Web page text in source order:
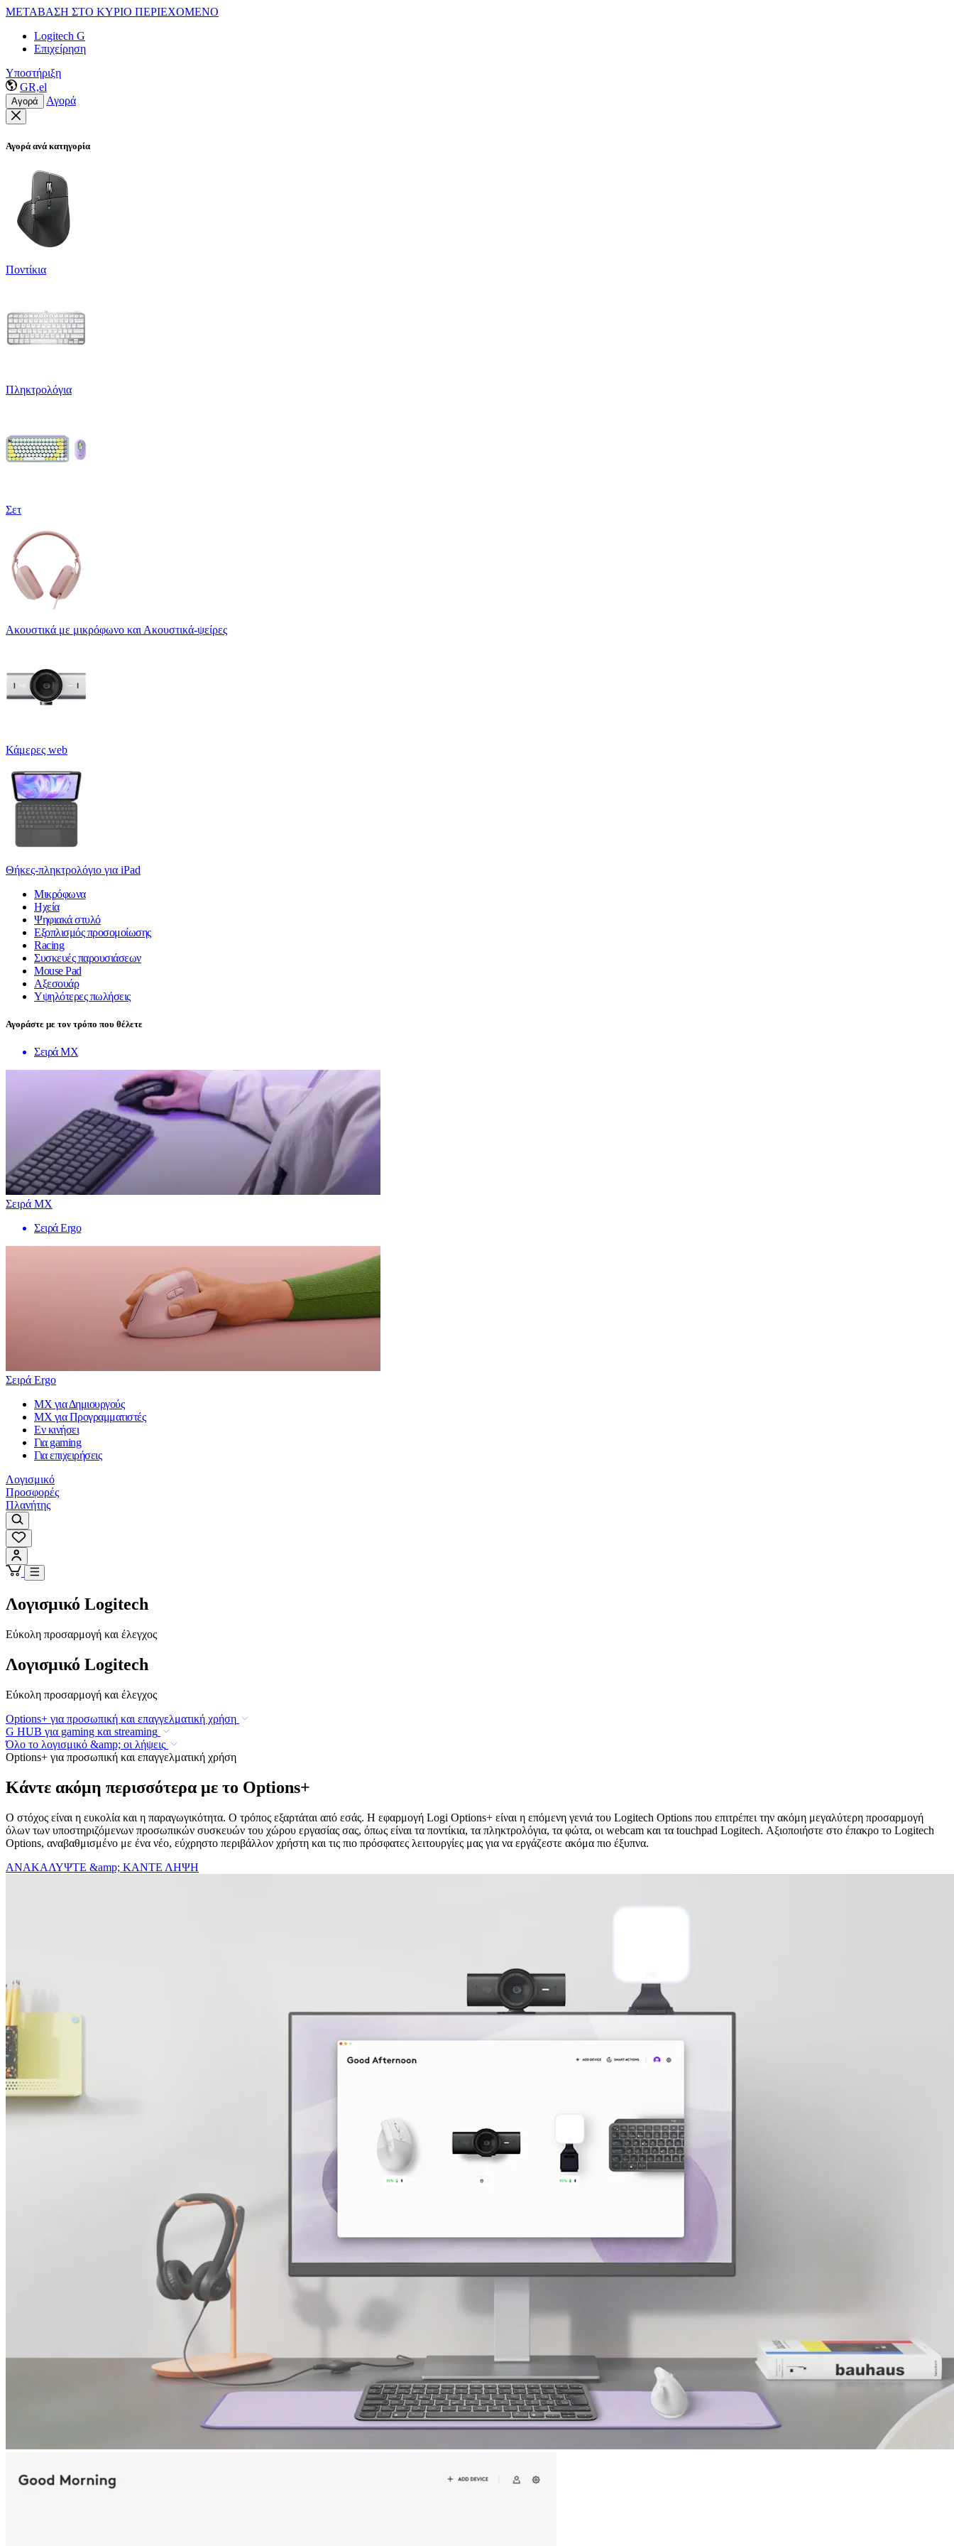
ΜΕΤΑΒΑΣΗ ΣΤΟ ΚΥΡΙΟ ΠΕΡΙΕΧΟΜΕΝΟ
Logitech G
Επιχείρηση
Υποστήριξη
GR,el
Αγορά Αγορά
Αγορά ανά κατηγορία
Ποντίκια
Πληκτρολόγια
Σετ
Ακουστικά με μικρόφωνο και Ακουστικά-ψείρες
Κάμερες web
Θήκες-πληκτρολόγιο για iPad
Μικρόφωνα
Ηχεία
Ψηφιακά στυλό
Εξοπλισμός προσομοίωσης
Racing
Συσκευές παρουσιάσεων
Mouse Pad
Αξεσουάρ
Υψηλότερες πωλήσεις
Αγοράστε με τον τρόπο που θέλετε
Σειρά MX
Σειρά MX
Σειρά Ergo
Σειρά Ergo
MX για Δημιουργούς
MX για Προγραμματιστές
Εν κινήσει
Για gaming
Για επιχειρήσεις
Λογισμικό
Προσφορές
Πλανήτης
Λογισμικό Logitech
Εύκολη προσαρμογή και έλεγχος
Λογισμικό Logitech
Εύκολη προσαρμογή και έλεγχος
Options+ για προσωπική και επαγγελματική χρήση
G HUB για gaming και streaming
Όλο το λογισμικό &amp; οι λήψεις
Options+ για προσωπική και επαγγελματική χρήση
Κάντε ακόμη περισσότερα με το Options+
Ο στόχος είναι η ευκολία και η παραγωγικότητα. Ο τρόπος εξαρτάται από εσάς. Η εφαρμογή Logi Options+ είναι η επόμενη γενιά του Logitech Options που επιτρέπει την ακόμη μεγαλύτερη προσαρμογή
όλων των υποστηριζόμενων προσωπικών συσκευών του χώρου εργασίας σας, όπως είναι τα ποντίκια, τα πληκτρολόγια, τα φώτα, οι webcam και τα touchpad Logitech. Αξιοποιήστε στο έπακρο το Logitech
Options, αναβαθμισμένο με ένα νέο, εύχρηστο περιβάλλον χρήστη και τις πιο πρόσφατες λειτουργίες μας για να εργάζεστε ακόμα πιο έξυπνα.
ΑΝΑΚΑΛΥΨΤΕ &amp; ΚΑΝΤΕ ΛΗΨΗ